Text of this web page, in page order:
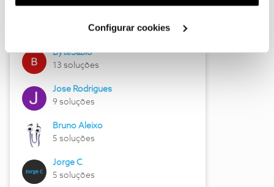
utilização dos cookies clicando em "Configurar
Configurar cookies
17 soluções
ByteSábio
13 soluções
Jose Rodrigues
9 soluções
Bruno Aleixo
5 soluções
Jorge C
5 soluções